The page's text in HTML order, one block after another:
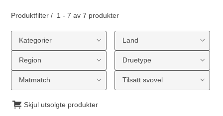
Produktfilter 1 - 7 av 7 produkter
Kategorier Land
Region Druetype
Matmatch Tilsatt svovel
Skjul utsolgte produkter